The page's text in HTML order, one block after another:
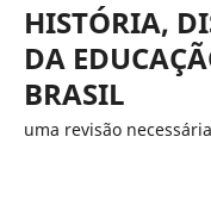
HISTÓRIA,
DA
BRASIL
uma revisão necessária